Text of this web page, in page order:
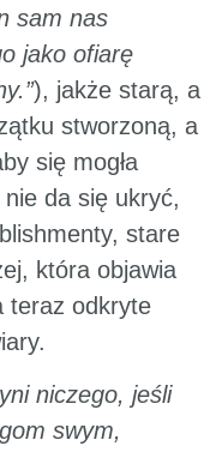
sam nas
jako ofiarę
), jakże starą, a
stworzoną, a
się mogła
da się ukryć,
stare
która objawia
teraz odkryte
niczego, jeśli
swym,